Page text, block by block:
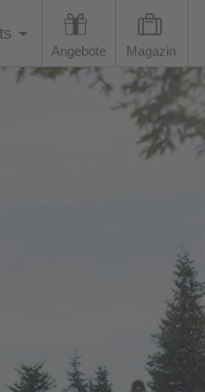
Angebote Magazin